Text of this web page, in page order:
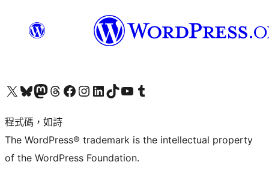
查看我們的 X (之前的 Twitter) 帳號造訪我們的 Bluesky 帳號造訪我們的 Mastodon 帳號造訪我們的 Threads 帳號 造訪我們的 Facebook 粉絲專頁Visit our Instagram account
Visit our LinkedIn account
造訪我們的 TikTok 帳號Visit our YouTube channel
造訪我們的 Tumblr 帳號
程式碼，如詩
The WordPress® trademark is the intellectual property
of the WordPress Foundation.